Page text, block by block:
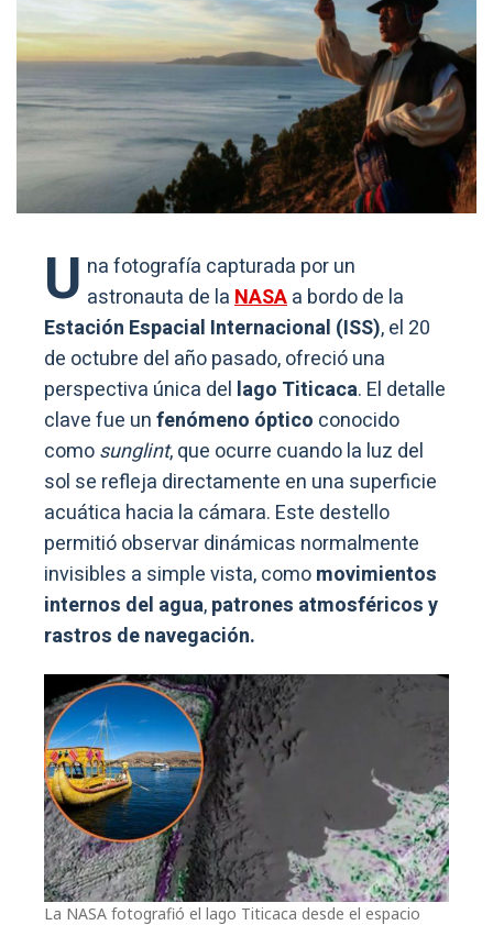
U na fotografía capturada por un
astronauta de laNASAa bordo de la
Estación Espacial Internacional (ISS), el 20
de octubre del año pasado, ofreció una
perspectiva única del lago Titicaca. El detalle
clave fue unfenómeno óptico conocido
comosunglint, que ocurre cuando la luz del
sol se refleja directamente en una superficie
acuática hacia la cámara. Este destello
permitió observar dinámicas normalmente
invisibles a simple vista, comomovimientos
internos del agua,patrones atmosféricos y
rastros de navegación.
La NASA fotografió el lago Titicaca desde el espacio